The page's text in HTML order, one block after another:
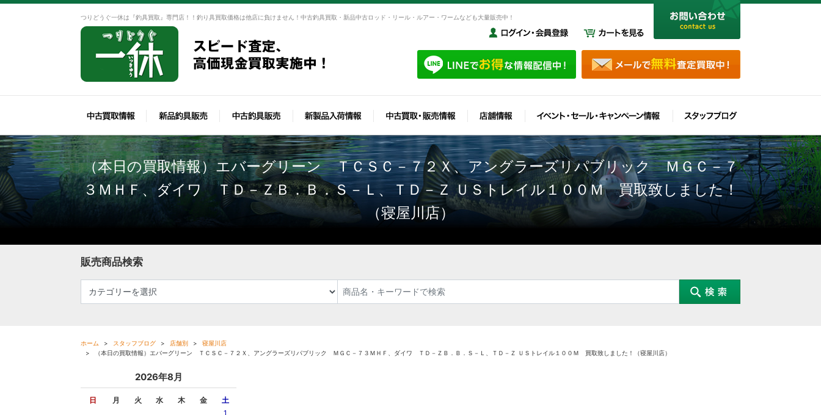
つりどうぐ一休は『釣具買取』専門店！！釣り具買取価格は他店に負けません！中古釣具買取・新品中古ロッド・リール・ルアー・ワームなども大量販売中！
（本日の買取情報）エバーグリーン ＴＣＳＣ－７２Ｘ、アングラーズリパブリック ＭＧＣ－７
３ＭＨＦ、ダイワ ＴＤ－ＺＢ．Ｂ．Ｓ－Ｌ、ＴＤ－Ｚ ＵＳトレイル１００Ｍ 買取致しました！
（寝屋川店）
販売商品検索
ホーム スタッフブログ 店舗別
寝屋川店
（本日の買取情報）エバーグリーン ＴＣＳＣ－７２Ｘ、アングラーズリパブリック ＭＧＣ－７３ＭＨＦ、ダイワ ＴＤ－ＺＢ．Ｂ．Ｓ－Ｌ、ＴＤ－Ｚ ＵＳトレイル１００Ｍ 買取致しました！（寝屋川店）
2026年8月
日 月 火 水 木 金 土
1